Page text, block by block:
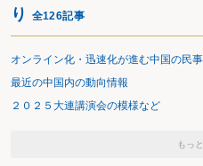
り
全126記事
オンライン化・迅速化が進む中国の民
最近の中国内の動向情報
２０２５大連講演会の模様など
もっ